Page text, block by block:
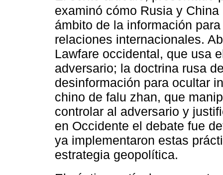
examinó cómo Rusia y
ámbito de la información
relaciones internacionales.
Lawfare occidental, que usa
adversario; la doctrina rusa
desinformación para ocultar
chino de falu zhan, que
controlar al adversario y
en Occidente el debate fue
ya implementaron estas
estrategia geopolítica.